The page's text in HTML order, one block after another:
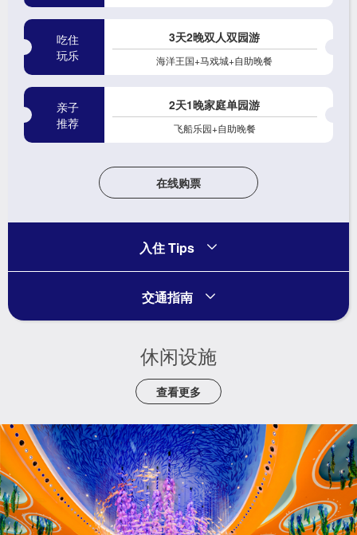
吃住
玩乐
3天2晚双人双园游
海洋王国+马戏城+自助晚餐
亲子
推荐
2天1晚家庭单园游
飞船乐园+自助晚餐
在线购票
入住 Tips
交通指南
休闲设施
查看更多